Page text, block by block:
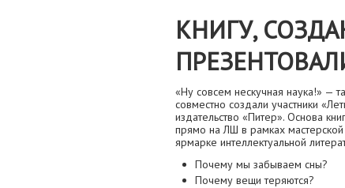
КНИГУ,
«Ну совсем нескучная наука!» —
совместно создали участники
издательство «Питер». Основа
прямо на ЛШ в рамках
ярмарке интеллектуальной
Почему мы забываем сны?
Почему вещи теряются?